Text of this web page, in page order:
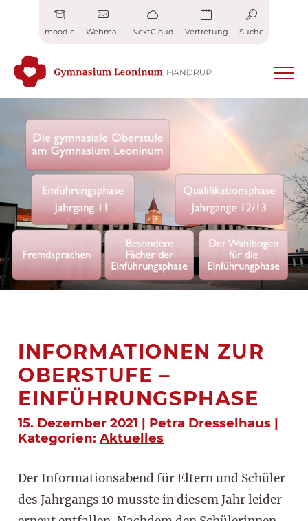
moodle Webmail NextCloud Vertretung Suche
INFORMATIONEN ZUR
OBERSTUFE –
EINFÜHRUNGSPHASE
15. Dezember 2021 | Petra Dresselhaus |
Kategorien: Aktuelles
Der Informationsabend für Eltern und Schüler
des Jahrgangs 10 musste in diesem Jahr leider